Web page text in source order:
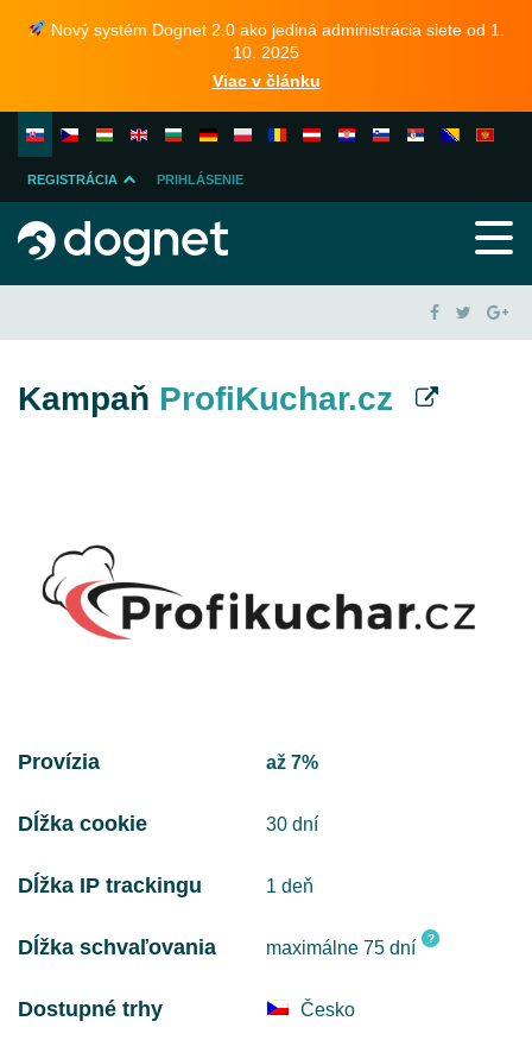
Nový systém Dognet 2.0 ako jediná administrácia siete od 1.
10. 2025
Viac v článku
REGISTRÁCIA
INZERENTA
PRIHLÁSENIE
Kampaň ProfiKuchar.cz
Provízia až 7%
Dĺžka cookie 30 dní
Dĺžka IP trackingu 1 deň
Dĺžka schvaľovania maximálne 75 dní ?
Dostupné trhy Česko